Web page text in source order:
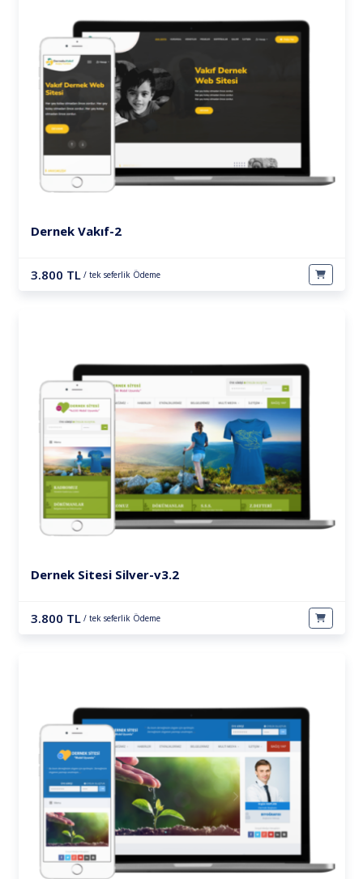
Dernek Vakıf-2
3.800 TL / tek seferlik Ödeme
Dernek Sitesi Silver-v3.2
3.800 TL / tek seferlik Ödeme